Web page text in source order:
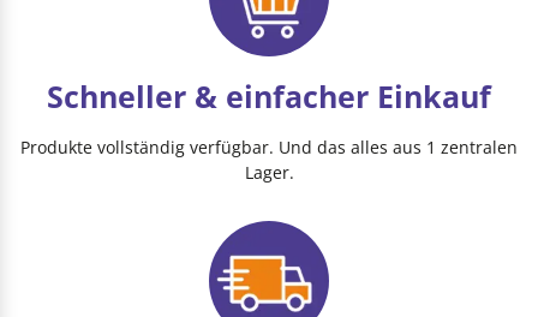
Schneller & einfacher Einkauf
Produkte vollständig verfügbar. Und das alles aus 1 zentralen
Lager.